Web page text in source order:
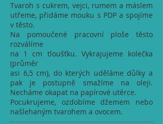
Tvaroh s cukrem, vejci, rumem a máslem
utřeme, přidáme mouku s PDP a spojíme
v těsto.
Na pomoučené pracovní ploše těsto
rozválíme
na 1 cm tloušťku. Vykrajujeme kolečka
(průměr
asi 6,5 cm), do kterých uděláme důlky a
pak je postupně smažíme na oleji.
Necháme okapat na papírové utěrce.
Pocukrujeme, ozdobíme džemem nebo
našlehaným tvarohem a ovocem.